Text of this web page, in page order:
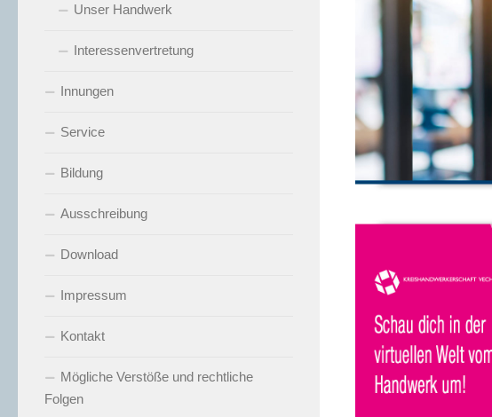
Unser Handwerk
Interessenvertretung
Innungen
Service
Bildung
Ausschreibung
Download
Impressum
Kontakt
Mögliche Verstöße und rechtliche
Folgen